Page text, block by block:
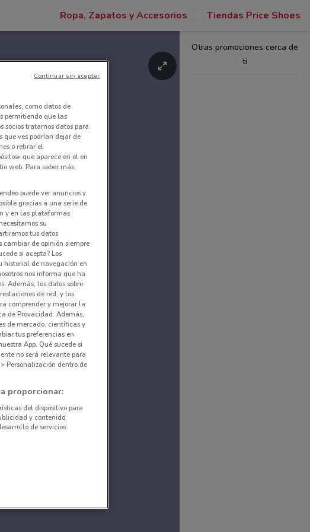
Ropa, Zapatos y Accesorios Tiendas Price Shoes
Otras promociones cerca de
ti
como datos de
permitiendo que las
socios tratamos datos para
que ves podrían dejar de
o retirar el
que aparece en el en
web. Para saber más,
puede ver anuncios y
gracias a una serie de
y en las plataformas
su
tus datos
cambiar de opinión siempre
si acepta? Los
historial de navegación en
nos informa que ha
Además, los datos sobre
de red, y los
comprender y mejorar la
de Provacidad. Además,
de mercado, científicas y
tus preferencias en
App. Qué sucede si
no será relevante para
Personalización dentro de
proporcionar:
del dispositivo para
y contenido
de servicios.
Continuar sin aceptar